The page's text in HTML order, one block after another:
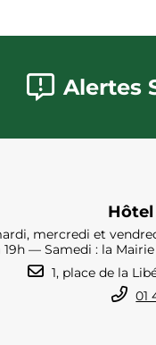
Alertes
Hôtel
mercredi et
19h — Samedi : la
1, place de la
01